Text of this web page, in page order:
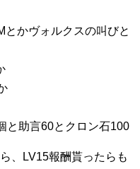
とかヴォルクスの叫びと
と助言60とクロン石100
、LV15報酬貰ったらも